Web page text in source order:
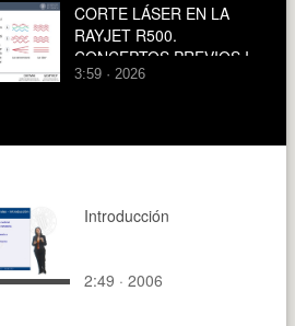
CORTE LÁSER EN LA
RAYJET R500.
CONCEPTOS PREVIOS I.
3:59 · 2026
Introducción
2:49 · 2006